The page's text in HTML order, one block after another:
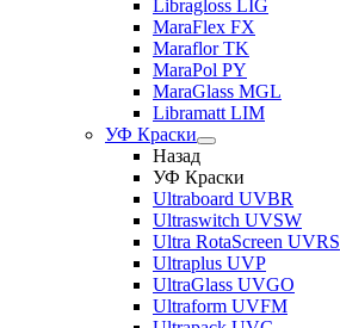
Libragloss LIG
MaraFlex FX
Maraflor TK
MaraPol PY
MaraGlass MGL
Libramatt LIM
УФ Краски
Назад
УФ Краски
Ultraboard UVBR
Ultraswitch UVSW
Ultra RotaScreen UVRS
Ultraplus UVP
UltraGlass UVGO
Ultraform UVFM